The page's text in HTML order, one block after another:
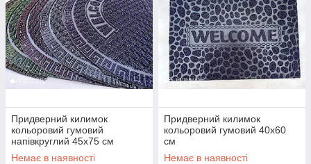
Придверний килимок
кольоровий гумовий
напівкруглий 45х75 см
Немає в наявності
Придверний килимок
кольоровий гумовий 40х60
см
Немає в наявності